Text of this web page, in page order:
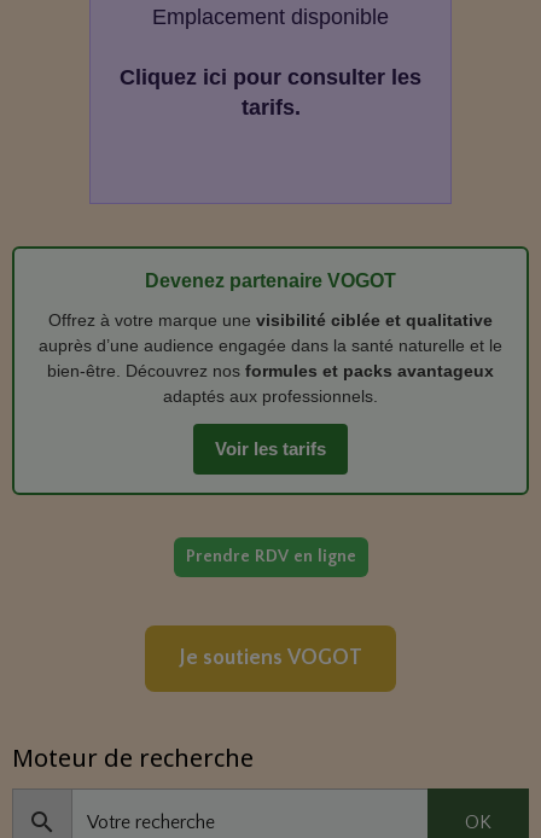
Emplacement disponible
Cliquez ici pour consulter les
tarifs.
Devenez partenaire VOGOT
Offrez à votre marque une visibilité ciblée et qualitative
auprès d’une audience engagée dans la santé naturelle et le
bien‑être. Découvrez nos formules et packs avantageux
adaptés aux professionnels.
Voir les tarifs
Prendre RDV en ligne
Je soutiens VOGOT
Moteur de recherche
OK